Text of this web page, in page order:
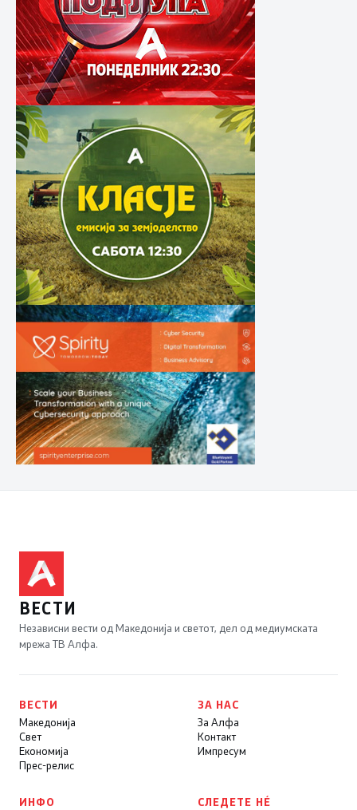
ВЕСТИ
Независни вести од Македонија и светот, дел од медиумската
мрежа ТВ Алфа.
ВЕСТИ
Македонија
Свет
Економија
Прес-релис
ЗА НАС
За Алфа
Контакт
Импресум
ИНФО СЛЕДЕТЕ НÉ